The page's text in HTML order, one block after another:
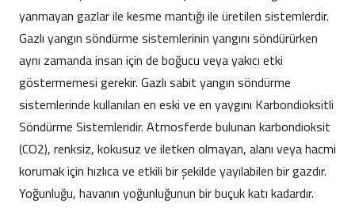
yanmayan gazlar ile kesme mantığı ile üretilen sistemlerdir.
Gazlı yangın söndürme sistemlerinin yangını söndürürken
aynı zamanda insan için de boğucu veya yakıcı etki
göstermemesi gerekir. Gazlı sabit yangın söndürme
sistemlerinde kullanılan en eski ve en yaygını Karbondioksitli
Söndürme Sistemleridir. Atmosferde bulunan karbondioksit
(CO2), renksiz, kokusuz ve iletken olmayan, alanı veya hacmi
korumak için hızlıca ve etkili bir şekilde yayılabilen bir gazdır.
Yoğunluğu, havanın yoğunluğunun bir buçuk katı kadardır.